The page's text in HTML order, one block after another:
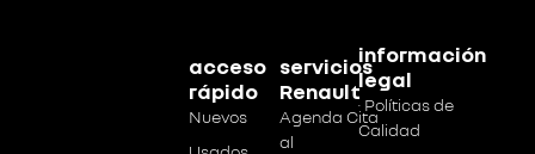
servicios
Renault
Agenda Cita
al
acceso
rápido
Nuevos
información
legal
· Políticas de
Calidad